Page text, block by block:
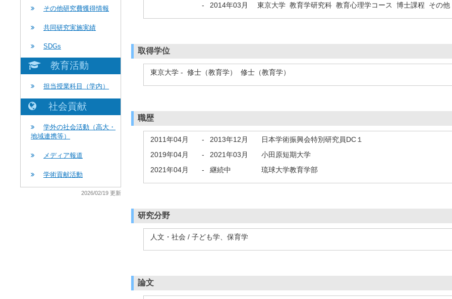
その他研究費獲得情報
共同研究実施実績
SDGs
教育活動
担当授業科目（学内）
社会貢献
学外の社会活動（高大・
地域連携等）
メディア報道
学術貢献活動
2026/02/19 更新
-
2014年03月 東京大学 教育学研究科 教育心理学コース 博士課程 その他
取得学位
東京大学 - 修士（教育学） 修士（教育学）
職歴
2011年04月 - 2013年12月
日本学術振興会特別研究員DC１
2019年04月
- 2021年03月
小田原短期大学
2021年04月
- 継続中 琉球大学教育学部
研究分野
人文・社会 / 子ども学、保育学
論文